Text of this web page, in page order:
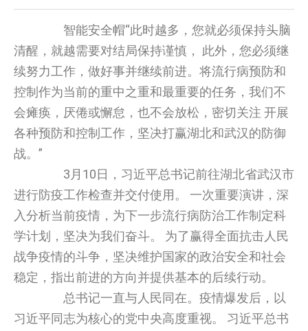
智能安全帽“此时越多，您就必须保持头脑
清醒，就越需要对结局保持谨慎， 此外，您必须继
续努力工作，做好事并继续前进。将流行病预防和
控制作为当前的重中之重和最重要的任务，我们不
会瘫痪，厌倦或懈怠，也不会放松，密切关注 开展
各种预防和控制工作，坚决打赢湖北和武汉的防御
战。”
3月10日，习近平总书记前往湖北省武汉市
进行防疫工作检查并交付使用。 一次重要演讲，深
入分析当前疫情，为下一步流行病防治工作制定科
学计划，坚决为我们奋斗。 为了赢得全面抗击人民
战争疫情的斗争，坚决维护国家的政治安全和社会
稳定，指出前进的方向并提供基本的后续行动。
总书记一直与人民同在。疫情爆发后，以
习近平同志为核心的党中央高度重视。 习近平总书